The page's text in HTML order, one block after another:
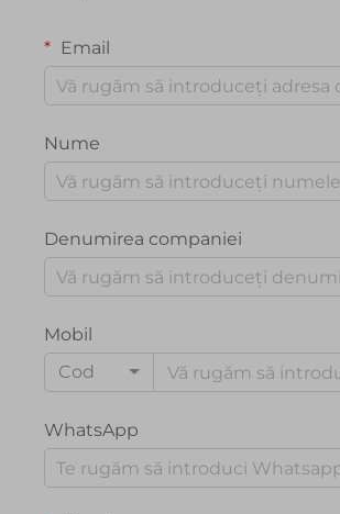
Email
Nume
Denumirea companiei
Mobil
Cod
WhatsApp